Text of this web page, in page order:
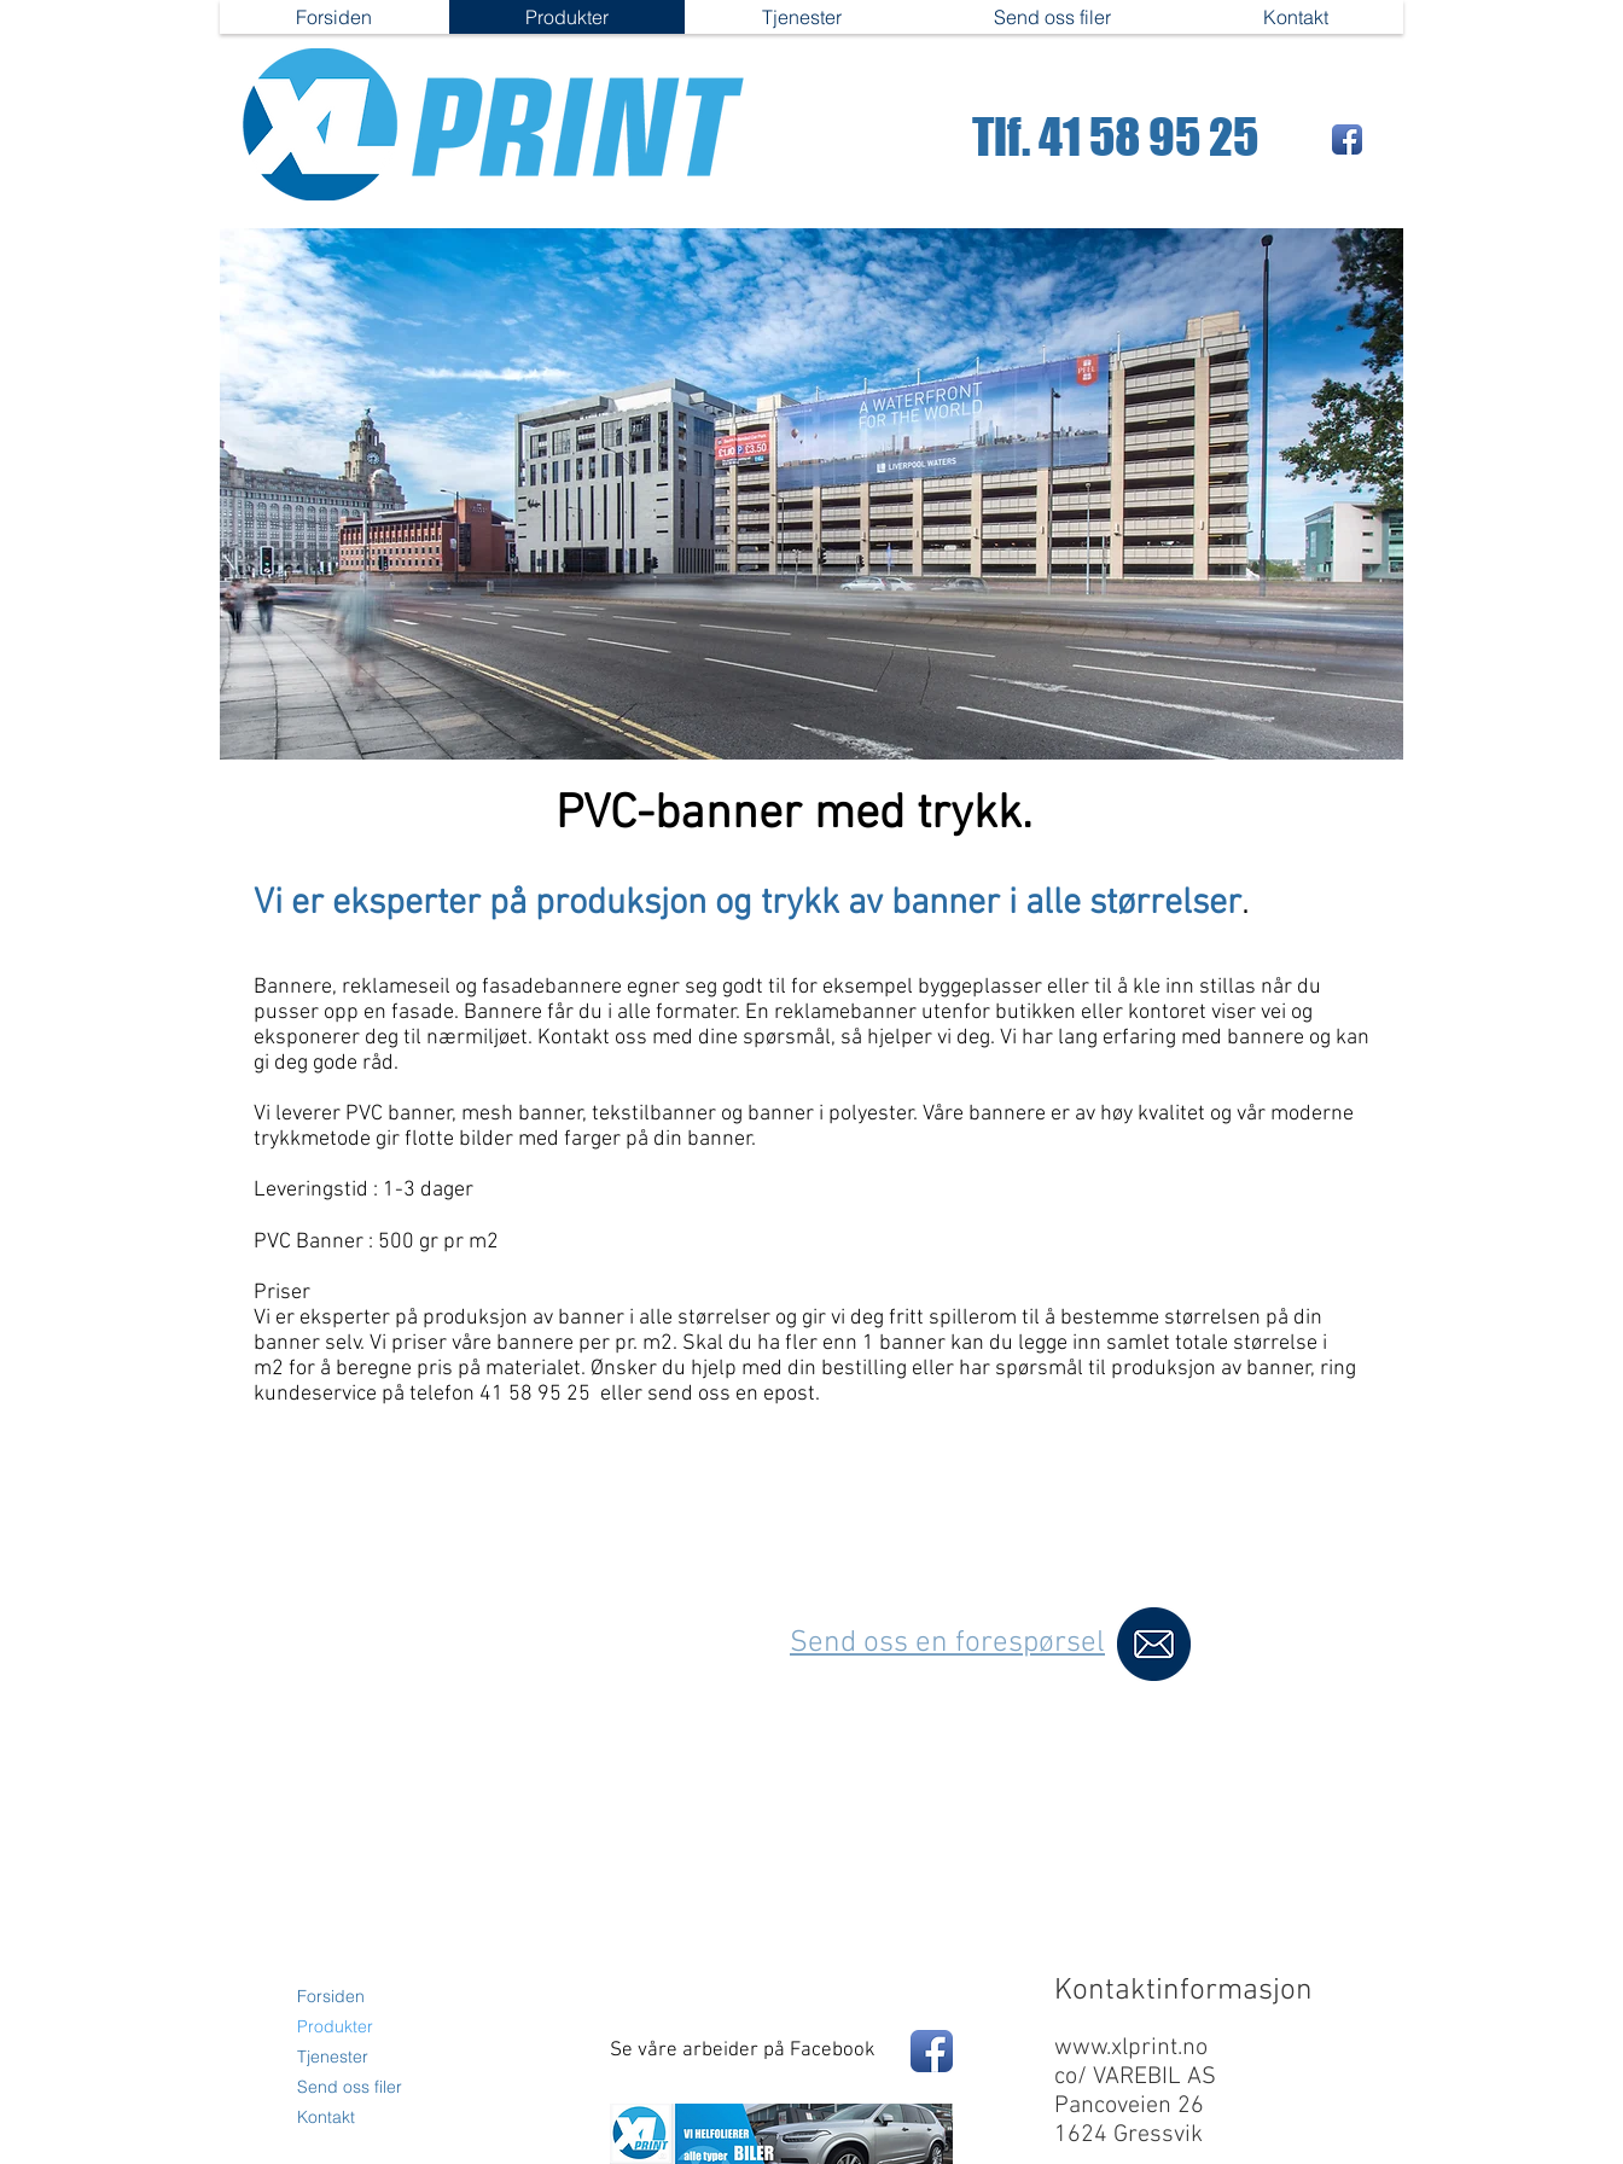
Forsiden Produkter Tjenester Send oss filer Kontakt
Tlf. 41 58 95 25
PVC-banner med trykk.
Vi er eksperter på produksjon og trykk av banner i alle størrelser.
Bannere, reklameseil og fasadebannere egner seg godt til for eksempel byggeplasser eller til å kle inn stillas når du
pusser opp en fasade. Bannere får du i alle formater. En reklamebanner utenfor butikken eller kontoret viser vei og
eksponerer deg til nærmiljøet. Kontakt oss med dine spørsmål, så hjelper vi deg. Vi har lang erfaring med bannere og kan
gi deg gode råd.
Vi leverer PVC banner, mesh banner, tekstilbanner og banner i polyester. Våre bannere er av høy kvalitet og vår moderne
trykkmetode gir flotte bilder med farger på din banner.
Leveringstid : 1-3 dager
PVC Banner : 500 gr pr m2
Priser
Vi er eksperter på produksjon av banner i alle størrelser og gir vi deg fritt spillerom til å bestemme størrelsen på din
banner selv. Vi priser våre bannere per pr. m2. Skal du ha fler enn 1 banner kan du legge inn samlet totale størrelse i
m2 for å beregne pris på materialet. Ønsker du hjelp med din bestilling eller har spørsmål til produksjon av banner, ring
kundeservice på telefon 41 58 95 25 eller send oss en epost.
Send oss en forespørsel
Forsiden
Produkter
Tjenester
Send oss filer
Kontakt
Se våre arbeider på Facebook
Kontaktinformasjon
www.xlprint.no
co/ VAREBIL AS
Pancoveien 26
1624 Gressvik